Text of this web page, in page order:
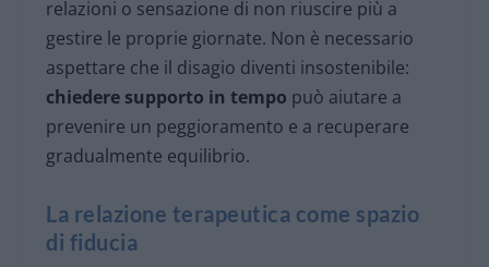
relazioni o sensazione di non riuscire più a
gestire le proprie giornate. Non è necessario
aspettare che il disagio diventi insostenibile:
chiedere supporto in tempo può aiutare a
prevenire un peggioramento e a recuperare
gradualmente equilibrio.
La relazione terapeutica come spazio
di fiducia